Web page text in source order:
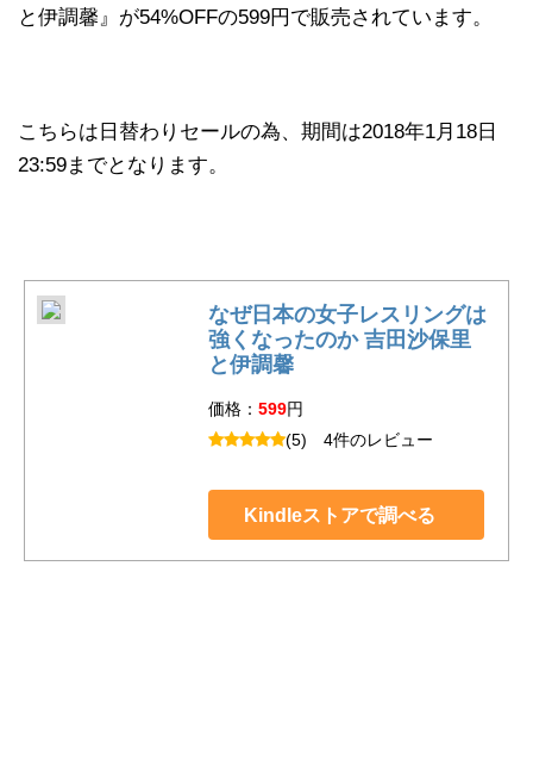
と伊調馨』が54%OFFの599円で販売されています。
こちらは日替わりセールの為、期間は2018年1月18日
23:59までとなります。
なぜ日本の女子レスリングは
強くなったのか 吉田沙保里
と伊調馨
価格： 599円
(5) 4件のレビュー
Kindleストアで調べる